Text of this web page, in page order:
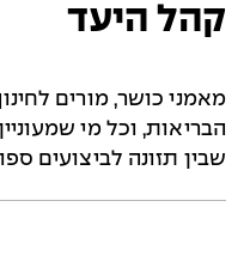
קהל היעד
מאמני כושר, מורים
הבריאות, וכל מי
שבין תזונה לביצועים